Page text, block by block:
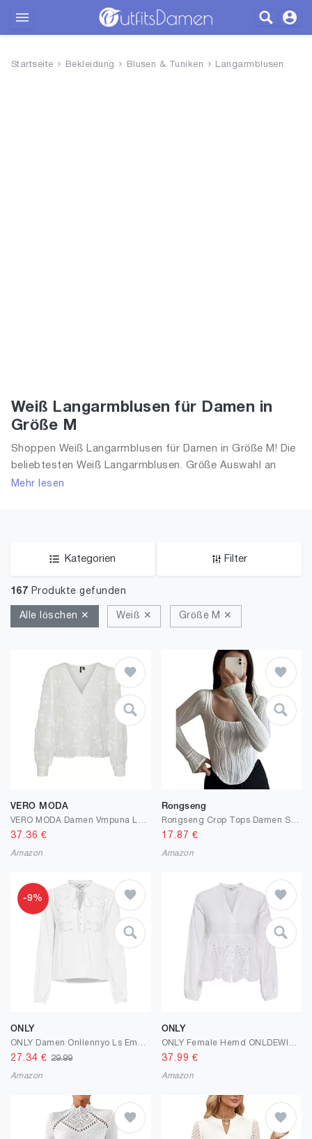
Startseite Bekleidung Blusen & Tuniken Langarmblusen
Weiß Langarmblusen für Damen in
Größe M
Shoppen Weiß Langarmblusen für Damen in Größe M! Die
beliebtesten Weiß Langarmblusen. Größe Auswahl an
Weiß Langarmblusen in Größe M und alle Trends aus 2026
Mehr lesen
Kategorien Filter
167 Produkte gefunden
Alle löschen ✕ Weiß ✕ Größe M ✕
VERO MODA
37.36 €
Amazon
Rongseng
Rongseng Crop Tops Damen Strick Langarm Crop T-Shirt Sexy Bauchfrei Oberteile Quadratischem Kragen Langarmshirt Textur Cropped Top Basic Pullover Slim Langarm Shirts Elegant Streetwear
17.87 €
Amazon
-9%
ONLY
27.34 €29.99
Amazon
ONLY
37.99 €
Amazon